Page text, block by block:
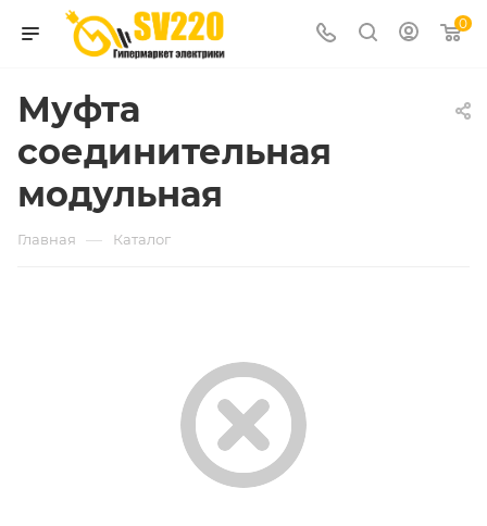
0
Муфта
соединительная
модульная
Главная — Каталог